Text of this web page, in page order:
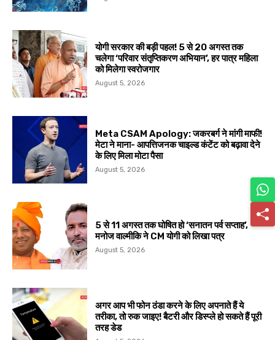
योगी सरकार की बड़ी पहल! 5 से 20 अगस्त तक
चलेगा ‘परिवार संतृप्तिकरण अभियान’, हर पात्र महिला
को मिलेगा स्वरोजगार
August 5, 2026
Meta CSAM Apology: जकरबर्ग ने मांगी माफी!
मेटा ने माना- आपत्तिजनक चाइल्ड कंटेंट को बढ़ावा देने
के लिए मिला मोटा पैसा
August 5, 2026
5 से 11 अगस्त तक घोषित हो ‘सनातन पर्व सप्ताह’,
मनोज वाल्मीकि ने CM योगी को लिखा पत्र
August 5, 2026
अगर आप भी फोन ठंडा करने के लिए अपनाते हैं ये
तरीका, तो रुक जाइए! बैटरी और डिस्प्ले हो सकते हैं पूरी
तरह डेड